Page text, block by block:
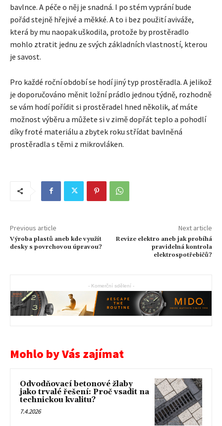
bavlnce. A péče o něj je snadná. I po stém vyprání bude
pořád stejně hřejivé a měkké. A to i bez použití aviváže,
která by mu naopak uškodila, protože by prostěradlo
mohlo ztratit jednu ze svých základních vlastností, kterou
je savost.
Pro každé roční období se hodí jiný typ prostěradla. A jelikož
je doporučováno měnit ložní prádlo jednou týdně, rozhodně
se vám hodí pořídit si prostěradel hned několik, ať máte
možnost výběru a můžete si v zimě dopřát teplo a pohodlí
díky froté materiálu a zbytek roku střídat bavlněná
prostěradla s těmi z mikrovláken.
Previous article
Výroba plastů aneb kde využít
desky s povrchovou úpravou?
Next article
Revize elektro aneb jak probíhá
pravidelná kontrola
elektrospotřebičů?
- Komerční sdělení -
Mohlo by Vás zajímat
Odvodňovací betonové žlaby
jako trvalé řešení: Proč vsadit na
technickou kvalitu?
7.4.2026